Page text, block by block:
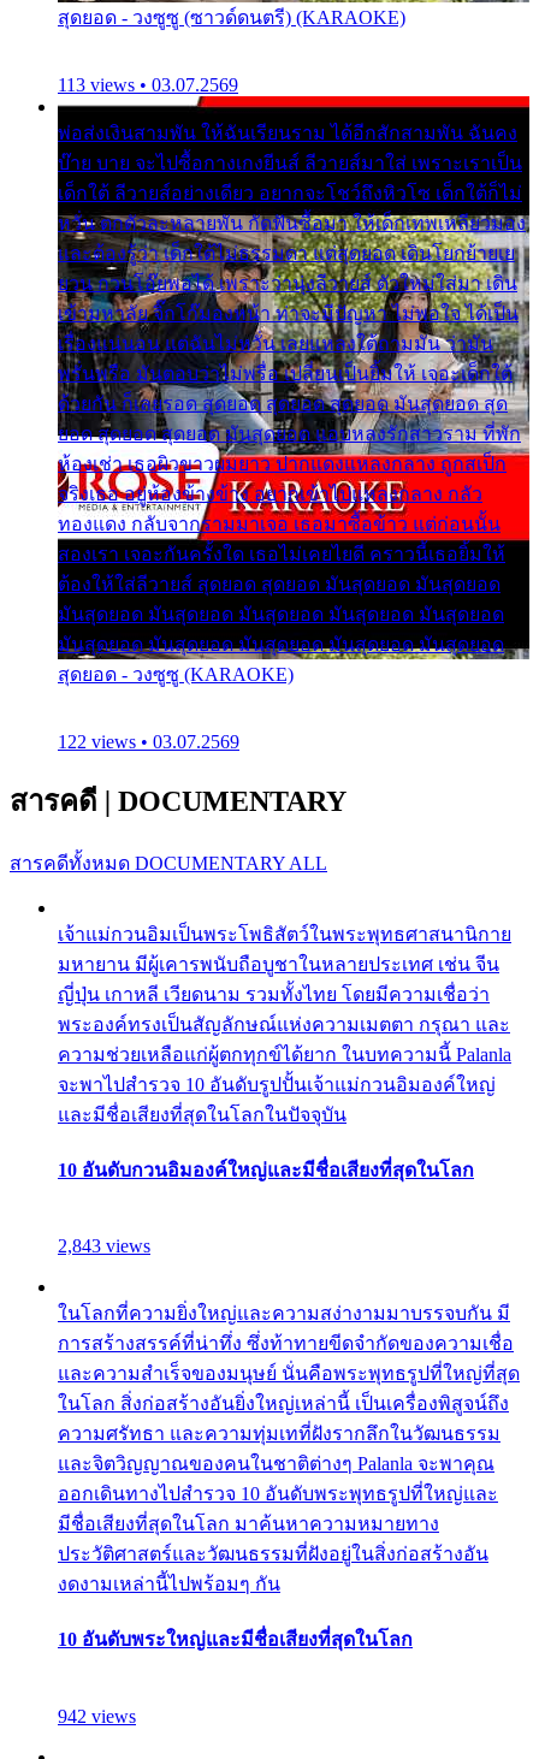
สุดยอด - วงซูซู (ซาวด์ดนตรี) (KARAOKE)
113 views • 03.07.2569
พ่อส่งเงินสามพัน ให้ฉันเรียนราม ได้อีกสักสามพัน ฉันคง
บ๊าย บาย จะไปซื้อกางเกงยีนส์ ลีวายส์มาใส่ เพราะเราเป็น
เด็กใต้ ลีวายส์อย่างเดียว อยากจะโชว์ถึงหิวโซ เด็กใต้ก็ไม่
หวั่น ตกตัวละหลายพัน กัดฟันซื้อมา ให้เด็กเทพเหลียวมอง
และต้องรู้ว่า เด็กใต้ไม่ธรรมดา แต่สุดยอด เดินโยกย้ายเย
ยวน กวนโอ๊ยพอได้ เพราะว่านุ่งลีวายส์ ตัวใหม่ใส่มา เดิน
เข้ามหาลัย จิ๊กโก๊มองหน้า ท่าจะมีปัญหา ไม่พอใจ ได้เป็น
เรื่องแน่นอน แต่ฉันไม่หวั่น เลยแหลงใต้ถามมัน ว่ามัน
พรั่นพรือ มันตอบว่าไม่พรื่อ เปลี่ยนเป็นยิ้มให้ เจอะเด็กใต้
ด้วยกัน ก็เลยรอด สุดยอด สุดยอด สุดยอด มันสุดยอด สุด
ยอด สุดยอด สุดยอด มันสุดยอด แอบหลงรักสาวราม ที่พัก
ห้องเช่า เธอผิวขาวผมยาว ปากแดงแหลงกลาง ถูกสเป็ก
จริงเธอ อยู่ห้องข้างข้าง อยากเข้าไปแหลงกลาง กลัว
ทองแดง กลับจากรามมาเจอ เธอมาซื้อข้าว แต่ก่อนนั้น
สองเรา เจอะกันครั้งใด เธอไม่เคยไยดี คราวนี้เธอยิ้มให้
ต้องให้ใส่ลีวายส์ สุดยอด สุดยอด มันสุดยอด มันสุดยอด
มันสุดยอด มันสุดยอด มันสุดยอด มันสุดยอด มันสุดยอด
มันสุดยอด มันสุดยอด มันสุดยอด มันสุดยอด มันสุดยอด
สุดยอด - วงซูซู (KARAOKE)
122 views • 03.07.2569
สารคดี | DOCUMENTARY
สารคดีทั้งหมด DOCUMENTARY ALL
เจ้าแม่กวนอิมเป็นพระโพธิสัตว์ในพระพุทธศาสนานิกาย
มหายาน มีผู้เคารพนับถือบูชาในหลายประเทศ เช่น จีน
ญี่ปุ่น เกาหลี เวียดนาม รวมทั้งไทย โดยมีความเชื่อว่า
พระองค์ทรงเป็นสัญลักษณ์แห่งความเมตตา กรุณา และ
ความช่วยเหลือแก่ผู้ตกทุกข์ได้ยาก ในบทความนี้ Palanla
จะพาไปสำรวจ 10 อันดับรูปปั้นเจ้าแม่กวนอิมองค์ใหญ่
และมีชื่อเสียงที่สุดในโลกในปัจจุบัน
10 อันดับกวนอิมองค์ใหญ่และมีชื่อเสียงที่สุดในโลก
2,843 views
ในโลกที่ความยิ่งใหญ่และความสง่างามมาบรรจบกัน มี
การสร้างสรรค์ที่น่าทึ่ง ซึ่งท้าทายขีดจำกัดของความเชื่อ
และความสำเร็จของมนุษย์ นั่นคือพระพุทธรูปที่ใหญ่ที่สุด
ในโลก สิ่งก่อสร้างอันยิ่งใหญ่เหล่านี้ เป็นเครื่องพิสูจน์ถึง
ความศรัทธา และความทุ่มเทที่ฝังรากลึกในวัฒนธรรม
และจิตวิญญาณของคนในชาติต่างๆ Palanla จะพาคุณ
ออกเดินทางไปสำรวจ 10 อันดับพระพุทธรูปที่ใหญ่และ
มีชื่อเสียงที่สุดในโลก มาค้นหาความหมายทาง
ประวัติศาสตร์และวัฒนธรรมที่ฝังอยู่ในสิ่งก่อสร้างอัน
งดงามเหล่านี้ไปพร้อมๆ กัน
10 อันดับพระใหญ่และมีชื่อเสียงที่สุดในโลก
942 views